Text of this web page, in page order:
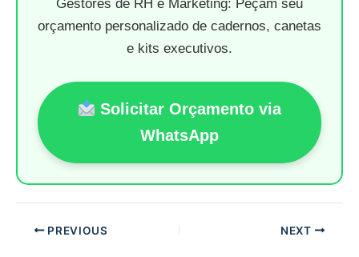
Gestores de RH e Marketing: Peçam seu
orçamento personalizado de cadernos, canetas
e kits executivos.
Solicitar Orçamento via
WhatsApp
PREVIOUS NEXT